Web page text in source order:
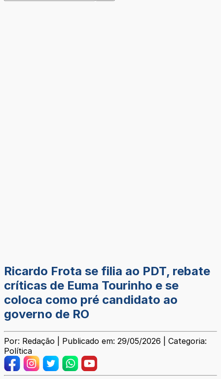
Ricardo Frota se filia ao PDT, rebate
críticas de Euma Tourinho e se
coloca como pré candidato ao
governo de RO
Por: Redação | Publicado em: 29/05/2026 | Categoria:
Política